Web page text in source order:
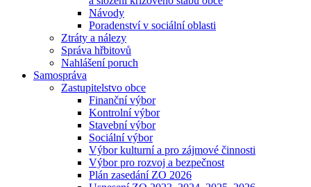
Návody
Poradenství v sociální oblasti
Ztráty a nálezy
Správa hřbitovů
Nahlášení poruch
Samospráva
Zastupitelstvo obce
Finanční výbor
Kontrolní výbor
Stavební výbor
Sociální výbor
Výbor kulturní a pro zájmové činnosti
Výbor pro rozvoj a bezpečnost
Plán zasedání ZO 2026